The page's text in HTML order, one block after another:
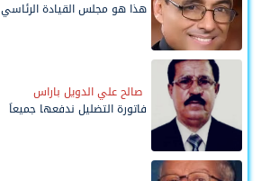
هذا هو مجلس القيادة الرئاسي
صالح علي الدويل باراس
فاتورة التضليل ندفعها جميعاً